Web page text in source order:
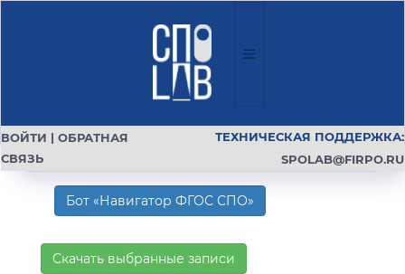
ВОЙТИ | ОБРАТНАЯ
СВЯЗЬ
ТЕХНИЧЕСКАЯ ПОДДЕРЖКА:
SPOLAB@FIRPO.RU
Бот «Навигатор ФГОС СПО»
Скачать выбранные записи